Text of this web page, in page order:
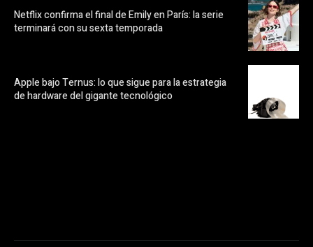
Netflix confirma el final de Emily en París: la serie
terminará con su sexta temporada
Apple bajo Ternus: lo que sigue para la estrategia
de hardware del gigante tecnológico